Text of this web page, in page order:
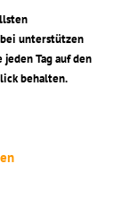
unterstützen
Tag auf den
behalten.